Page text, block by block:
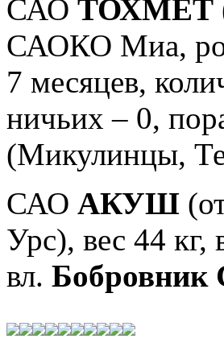
САО ТОХМЕТ
САОКО Миа,
7 месяцев, к
ничьих – 0,
(Микулинцы,
САО АКУШ
Урс), вес 44 кг,
вл. Бобровник